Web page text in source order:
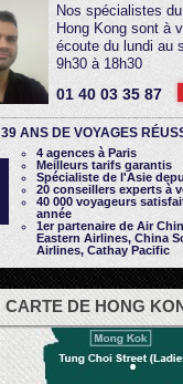
Nos spécialistes
Hong Kong sont à
écoute du lundi au
9h30 à 18h30
01 40 03 35 87
39 ANS DE VOYAGES
4 agences à Paris
Meilleurs tarifs garantis
Spécialiste de l'Asie
20 conseillers experts à
40 000 voyageurs
année
1er partenaire de Air
Eastern Airlines, China
Airlines, Cathay Pacific
CARTE DE HONG